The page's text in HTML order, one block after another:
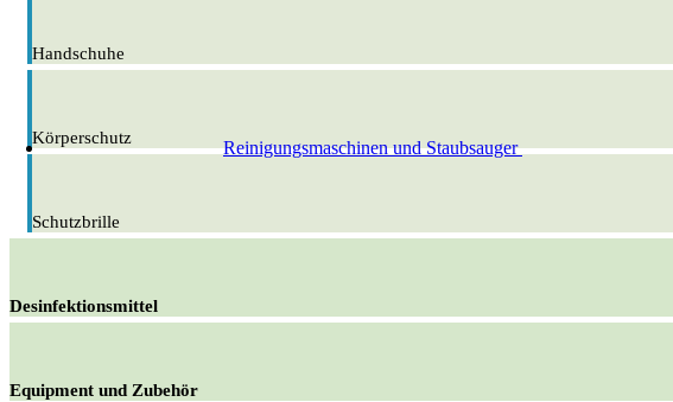
Reinigungsmaschinen und Staubsauger
Handschuhe
Körperschutz
Schutzbrille
Desinfektionsmittel
Equipment und Zubehör